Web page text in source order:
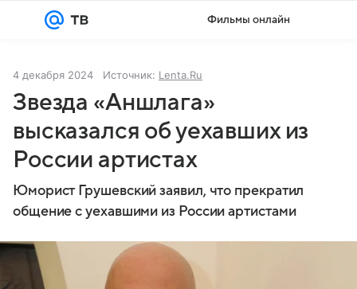
Фильмы онлайн
4 декабря 2024 Источник: Lenta.Ru
Звезда «Аншлага»
высказался об уехавших из
России артистах
Юморист Грушевский заявил, что прекратил
общение с уехавшими из России артистами